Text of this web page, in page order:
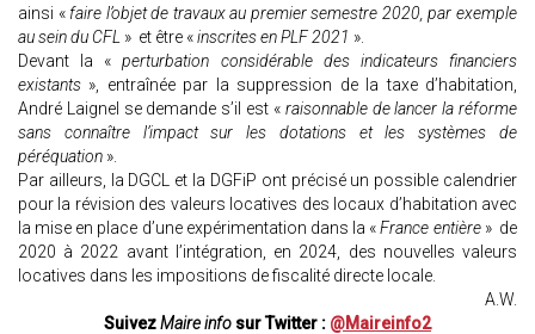
ainsi « faire l’objet de travaux au premier semestre 2020, par exemple
au sein du CFL » et être «inscrites en PLF 2021 ».
Devant la «perturbation considérable des indicateurs financiers
existants », entraînée par la suppression de la taxe d’habitation,
André Laignel se demande s’il est «raisonnable de lancer la réforme
sans connaître l’impact sur les dotations et les systèmes de
péréquation ».
Par ailleurs, la DGCL et la DGFiP ont précisé un possible calendrier
pour la révision des valeurs locatives des locaux d’habitation avec
la mise en place d’une expérimentation dans la «France entière » de
2020 à 2022 avant l’intégration, en 2024, des nouvelles valeurs
locatives dans les impositions de fiscalité directe locale.
A.W.
SuivezMaire info sur Twitter : @Maireinfo2